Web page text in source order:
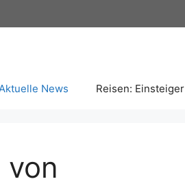
News Reisen: Einsteiger